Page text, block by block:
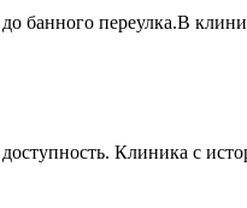
банного переулка.В
Клиника с